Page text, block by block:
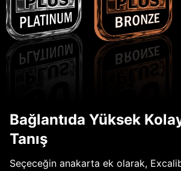
Bağlantıda Yüksek
Tanış
Seçeceğin anakarta ek olarak,